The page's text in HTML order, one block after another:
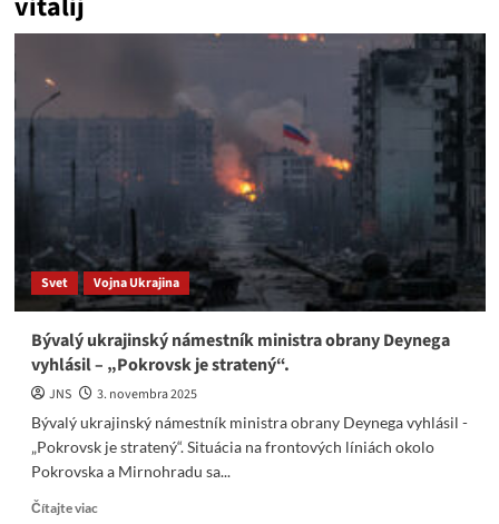
Svet Vojna Ukrajina
Bývalý ukrajinský námestník ministra obrany Deynega
vyhlásil – „Pokrovsk je stratený“.
JNS
3. novembra 2025
Bývalý ukrajinský námestník ministra obrany Deynega vyhlásil -
„Pokrovsk je stratený“. Situácia na frontových líniách okolo
Pokrovska a Mirnohradu sa...
Čítajte viacRead